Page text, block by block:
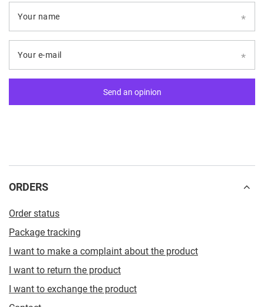
Your name
Your e-mail
Send an opinion
ORDERS
Order status
Package tracking
I want to make a complaint about the product
I want to return the product
I want to exchange the product